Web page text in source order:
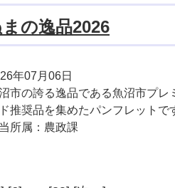
の逸品2026
年07月06日
市の誇る逸品である魚沼市プレ
推奨品を集めたパンフレットで
所属：農政課